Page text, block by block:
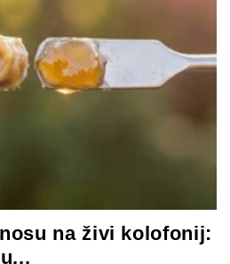
na živi kolofonij: